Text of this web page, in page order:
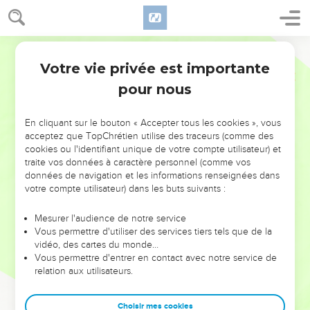
NE MANQUEZ PAS L’ÉVÉNEMENT
DE L’ANNÉE !
ET SI LEURS ERREURS POUVAIENT VOUS ÉVITER LES
VOTRES ?
leur foi ou leur vision. Mais on voit moins les doutes, les erreurs
et les saisons difficiles qu'ils ont traversés, alors même que ce
sont elles qui les ont façonnés.
Dans cette conférence, leaders, entrepreneurs, et responsables
clés pour avancer avec plus de sagesse afin que leurs erreurs
Votre vie privée est importante
pour nous
En cliquant sur le bouton « Accepter tous les cookies », vous
acceptez que TopChrétien utilise des traceurs (comme des
cookies ou l'identifiant unique de votre compte utilisateur) et
traite vos données à caractère personnel (comme vos
données de navigation et les informations renseignées dans
votre compte utilisateur) dans les buts suivants :
Mesurer l'audience de notre service
Vous permettre d'utiliser des services tiers tels que de la
vidéo, des cartes du monde…
Vous permettre d'entrer en contact avec notre service de
relation aux utilisateurs.
Choisir mes cookies